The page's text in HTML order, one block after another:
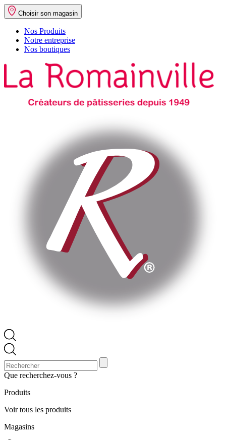
Choisir son magasin
Nos Produits
Notre entreprise
Nos boutiques
Que recherchez-vous ?
Produits
Voir tous les produits
Magasins